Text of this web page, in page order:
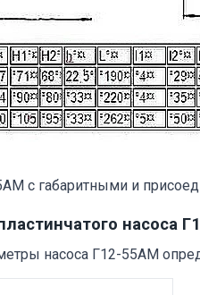
с габаритными и
насоса
насоса Г12-55АМ